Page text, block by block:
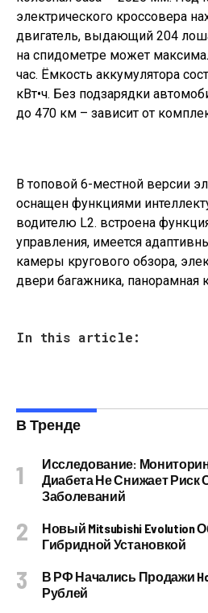
электрического кроссовера
двигатель, выдающий 204
на спидометре может
час. Ёмкость аккумулятора
кВт•ч. Без подзарядки
до 470 км – зависит от
В топовой 6-местной версии
оснащен функциями
водителю L2. встроена
управления, имеется
камеры кругового обзора,
двери багажника, панорамная
In this article:
В Тренде
Исследование:
Диабета Не Снижает Риск
Заболеваний
Новый Mitsubishi Evolution
Гибридной Установкой
В РФ Начались Продажи
Рублей